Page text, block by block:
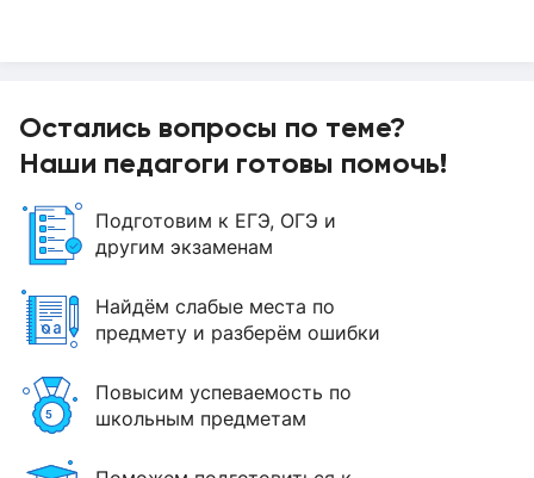
Остались вопросы по теме?
Наши педагоги готовы помочь!
Подготовим к ЕГЭ, ОГЭ и
другим экзаменам
Найдём слабые места по
предмету и разберём ошибки
Повысим успеваемость по
школьным предметам